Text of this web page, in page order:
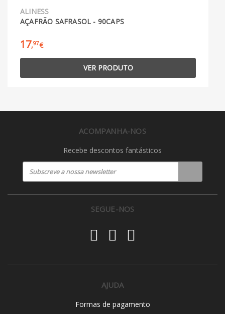
ALINESS
AÇAFRÃO SAFRASOL - 90CAPS
17,97€
VER PRODUTO
ACOMPANHA-NOS
Recebe descontos fantásticos
SEGUE-NOS
AJUDA
Formas de pagamento